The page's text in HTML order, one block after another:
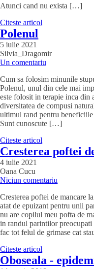
Atunci cand nu exista […]
Citeste articol
Polenul
5 iulie 2021
Silvia_Dragomir
Un comentariu
Cum sa folosim minunile
Polenul, unul din cele mai
este folosit in terapie inca din
diversitatea de compusi
ultimul rand pentru
Sunt cunoscute […]
Citeste articol
Cresterea poftei
4 iulie 2021
Oana Cucu
Niciun comentariu
Cresterea poftei de mancare
atat de epuizant pentru unii
nu are copilul meu pofta de
in randul parintilor
fac tot felul de grimase cat
Citeste articol
Oboseala -